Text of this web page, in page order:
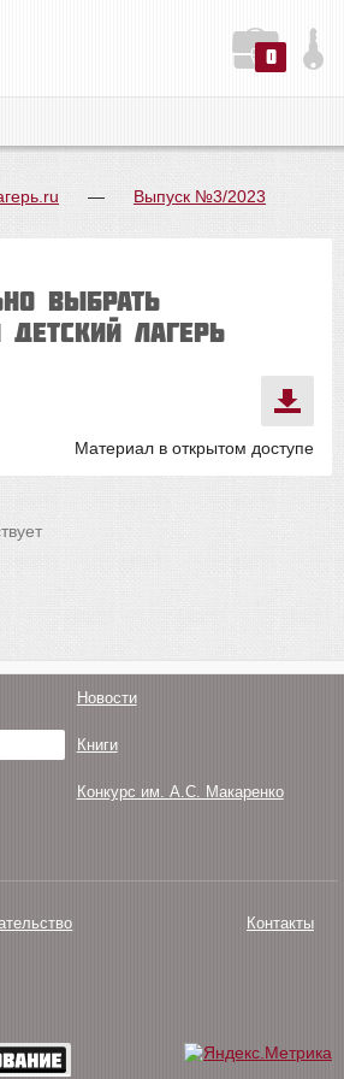
0
— Выпуск №3/2023
выбрать
лагерь
Материал в открытом доступе
Новости
Книги
Конкурс им. А.С. Макаренко
Контакты